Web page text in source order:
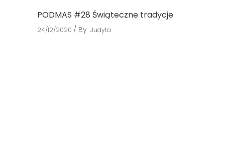
PODMAS #28 Świąteczne tradycje
24/12/2020 By Judyta